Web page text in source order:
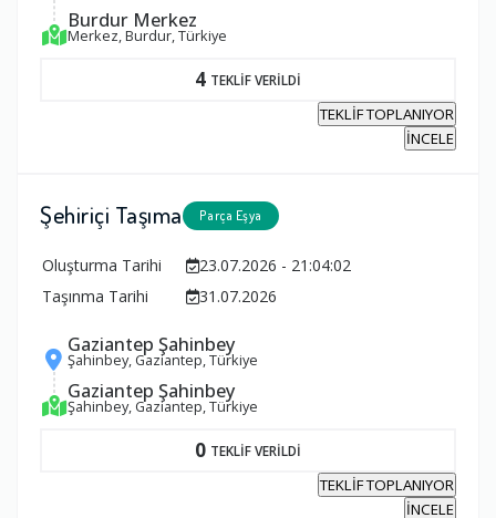
Burdur Merkez
Merkez, Burdur, Türkiye
4 TEKLİF VERİLDİ
TEKLİF TOPLANIYOR
İNCELE
Şehiriçi Taşıma Parça Eşya
Oluşturma Tarihi
23.07.2026 - 21:04:02
Taşınma Tarihi
31.07.2026
Gaziantep Şahinbey
Şahinbey, Gaziantep, Türkiye
Gaziantep Şahinbey
Şahinbey, Gaziantep, Türkiye
0 TEKLİF VERİLDİ
TEKLİF TOPLANIYOR
İNCELE